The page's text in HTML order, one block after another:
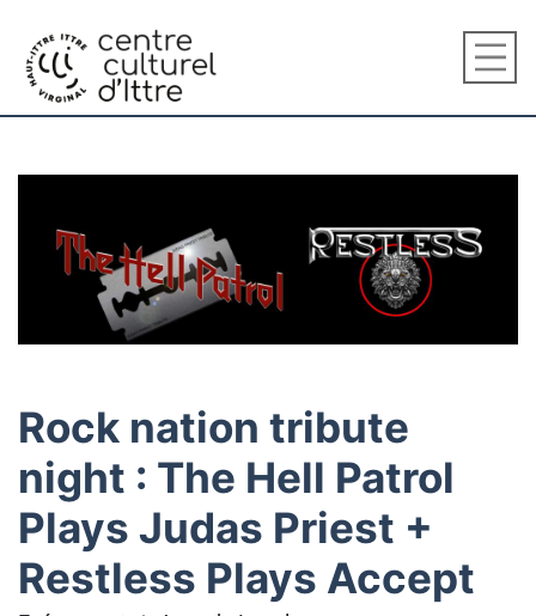
Rock nation tribute
night : The Hell Patrol
Plays Judas Priest +
Restless Plays Accept